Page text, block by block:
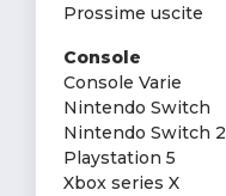
Prossime uscite
Console
Console Varie
Nintendo Switch
Nintendo Switch 2
Playstation 5
Xbox series X